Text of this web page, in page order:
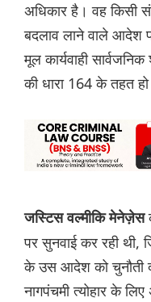
अधिकार है। वह किसी
बदलाव लाने वाले आदेश
मूल कार्यवाही
की धारा 164 के तहत
जस्टिस वल्मीकि मेनेज़ेस
पर सुनवाई कर रही थी,
के उस आदेश को चुनौती
नागपंचमी त्योहार के